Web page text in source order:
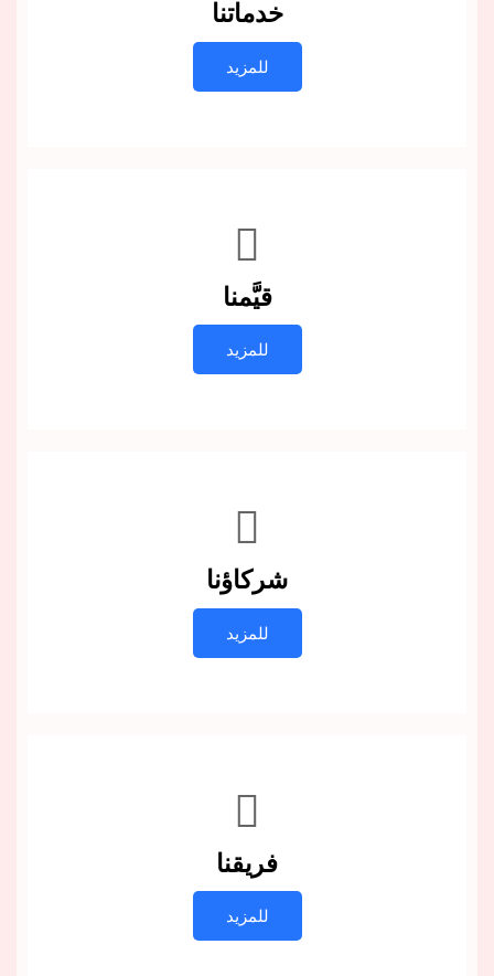
خدماتنا
للمزيد
قيَّمنا
للمزيد
شركاؤنا
للمزيد
فريقنا
للمزيد